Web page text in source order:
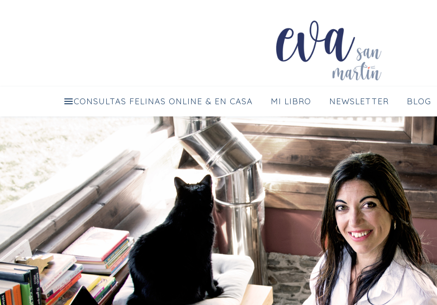
TE AYUDO A ENTENDER A TU GATO Y A HACERLO
CONSULTAS FELINAS ONLINE & EN CASA MI LIBRO NEWSLETTER BLOG